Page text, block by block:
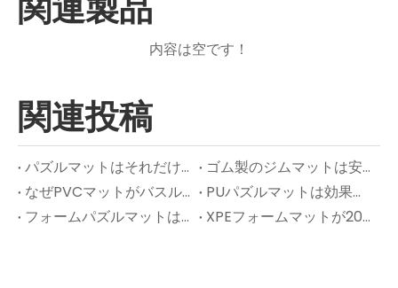
内容は空です！
関連投稿
パズルマットはそれだけの価値がありますか？
ゴム製のジムマットは安全ですか?
なぜPVCマットがバスルームの床や濡れたエリアに最適なのですか？
PUパズルマットは効果がありますか?
フォームパズルマットはどのように機能しますか? – 拡張された洞察
XPEフォームマットが2025年に現代の保育園のデザインを引き継いでいる理由